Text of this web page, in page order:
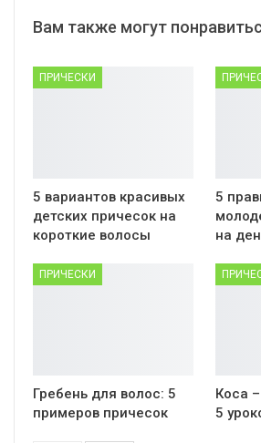
Вам также могут
ПРИЧЕСКИ
5 вариантов красивых
детских причесок на
короткие волосы
5
на
ПРИЧЕСКИ
Гребень для волос: 5
примеров причесок
Коса
5